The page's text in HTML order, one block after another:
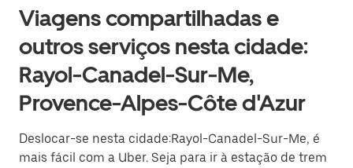
Viagens compartilhadas e
outros serviços nesta cidade:
Rayol-Canadel-Sur-Me,
Provence-Alpes-Côte d'Azur
Deslocar-se nesta cidade:Rayol-Canadel-Sur-Me, é
mais fácil com a Uber. Seja para ir à estação de trem